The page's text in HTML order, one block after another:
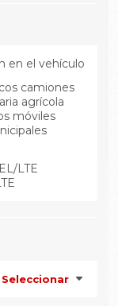
en el vehículo
camiones
agrícola
móviles
LTE
Seleccionar